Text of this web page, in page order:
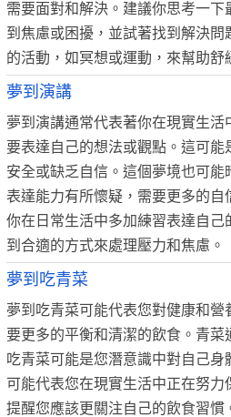
需要面對和解決。建議你思考一
到焦慮或困擾，並試著找到解決
的活動，如冥想或運動，來幫助舒
夢到演講
夢到演講通常代表著你在現實生
要表達自己的想法或觀點。這可能
安全或缺乏自信。這個夢境也可能
表達能力有所懷疑，需要更多的
你在日常生活中多加練習表達自
到合適的方式來處理壓力和焦慮。
夢到吃青菜
夢到吃青菜可能代表您對健康和
要更多的平衡和清潔的飲食。青菜
吃青菜可能是您潛意識中對自己
可能代表您在現實生活中正在努
提醒您應該更關注自己的飲食習慣